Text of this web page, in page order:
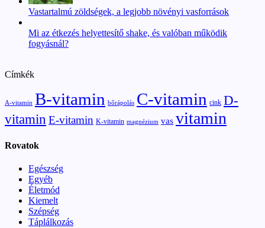
Vastartalmú zöldségek, a legjobb növényi vasforrások
Mi az étkezés helyettesítő shake, és valóban működik
fogyásnál?
Címkék
A-vitamin B-vitamin bőrápolás C-vitamin cink D-
vitamin E-vitamin K-vitamin magnézium vas vitamin
Rovatok
Egészség
Egyéb
Életmód
Kiemelt
Szépség
Táplálkozás